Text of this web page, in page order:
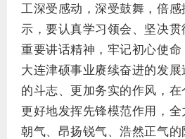
工深受感动，深受鼓舞，倍
示，要认真学习领会、坚决
重要讲话精神，牢记初心使
大连津硕事业赓续奋进的发
的斗志、更加务实的作风，
更好地发挥先锋模范作用，
朝气、昂扬锐气、浩然正气